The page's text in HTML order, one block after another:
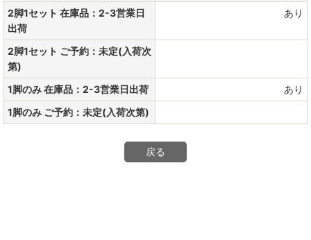
2脚1セット 在庫品：2-3営業日
出荷
あり
2脚1セット ご予約：未定(入荷次
第)
1脚のみ 在庫品：2-3営業日出荷
あり
1脚のみ ご予約：未定(入荷次第)
戻る